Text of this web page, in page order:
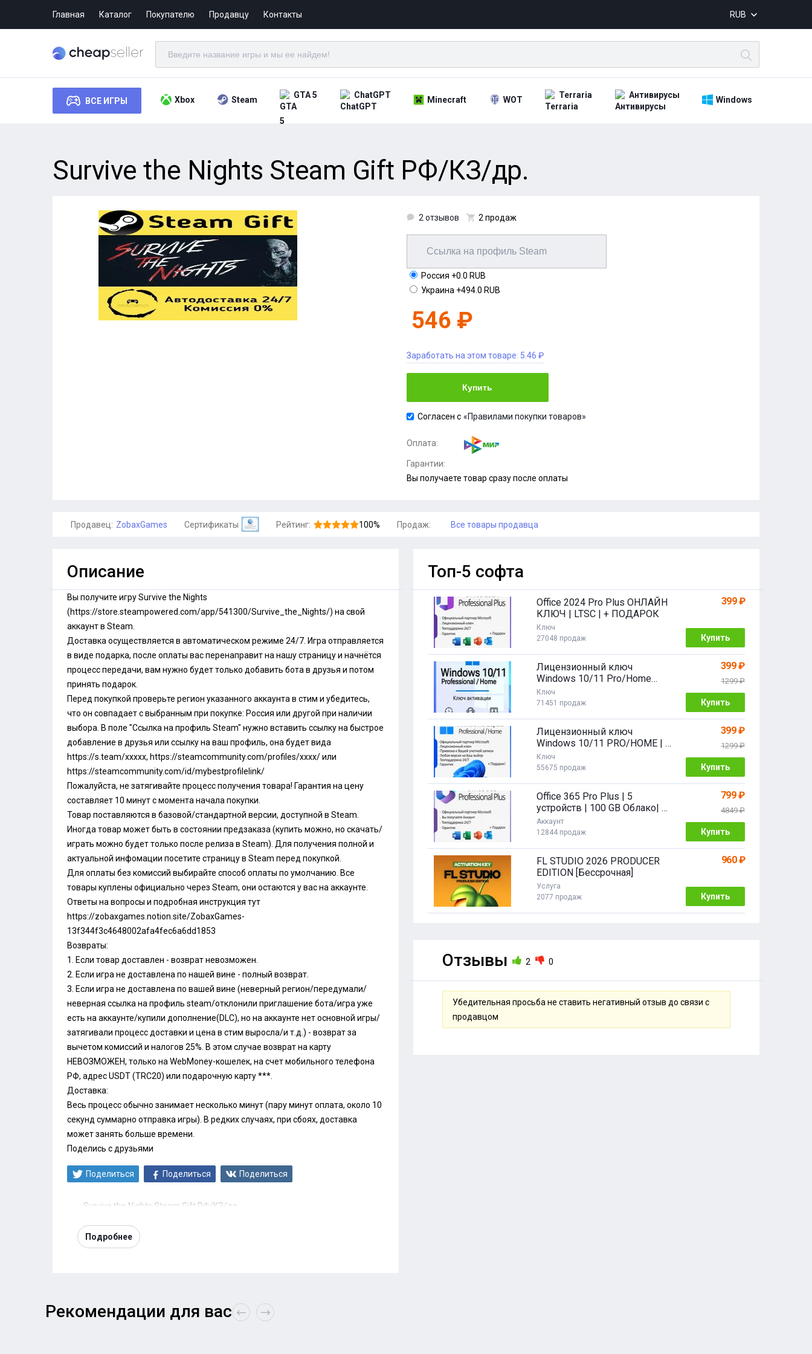
Главная Каталог Покупателю Продавцу Контакты RUB
ВСЕ ИГРЫ Xbox Steam GTA 5 ChatGPT Minecraft WOT Terraria Антивирусы Windows
Survive the Nights Steam Gift РФ/КЗ/др.
2 отзывов 2 продаж
Россия +0.0 RUB
Украина +494.0 RUB
546 ₽
Заработать на этом товаре: 5.46 ₽
Купить
Согласен с «Правилами покупки товаров»
Оплата:
Гарантии:
Вы получаете товар сразу после оплаты
Продавец: ZobaxGames Сертификаты Рейтинг: 100% Продаж: Все товары продавца
Описание
Вы получите игру Survive the Nights
(https://store.steampowered.com/app/541300/Survive_the_Nights/) на свой
аккаунт в Steam.
Доставка осуществляется в автоматическом режиме 24/7. Игра отправляется
в виде подарка, после оплаты вас перенаправит на нашу страницу и начнётся
процесс передачи, вам нужно будет только добавить бота в друзья и потом
принять подарок.
Перед покупкой проверьте регион указанного аккаунта в стим и убедитесь,
что он совпадает с выбранным при покупке: Россия или другой при наличии
выбора. В поле "Ссылка на профиль Steam" нужно вставить ссылку на быстрое
добавление в друзья или ссылку на ваш профиль, она будет вида
https://s.team/xxxxx, https://steamcommunity.com/profiles/xxxx/или
https://steamcommunity.com/id/mybestprofilelink/
Пожалуйста, не затягивайте процесс получения товара! Гарантия на цену
составляет 10 минут с момента начала покупки.
Товар поставляются в базовой/стандартной версии, доступной в Steam.
Иногда товар может быть в состоянии предзаказа (купить можно, но скачать/
играть можно будет только после релиза в Steam). Для получения полной и
актуальной инфомации посетите страницу в Steam перед покупкой.
Для оплаты без комиссий выбирайте способ оплаты по умолчанию. Все
товары куплены официально через Steam, они остаются у вас на аккаунте.
Ответы на вопросы и подробная инструкция тут
https://zobaxgames.notion.site/ZobaxGames-
13f344f3c4648002afa4fec6a6dd1853
Возвраты:
1. Если товар доставлен - возврат невозможен.
2. Если игра не доставлена по нашей вине - полный возврат.
3. Если игра не доставлена по вашей вине (неверный регион/передумали/
неверная ссылка на профиль steam/отклонили приглашение бота/игра уже
есть на аккаунте/купили дополнение(DLC), но на аккаунте нет основной игры/
затягивали процесс доставки и цена в стим выросла/и т.д.) - возврат за
вычетом комиссий и налогов 25%. В этом случае возврат на карту
НЕВОЗМОЖЕН, только на WebMoney-кошелек, на счет мобильного телефона
РФ, адрес USDT (TRC20) или подарочную карту ***.
Доставка:
Весь процесс обычно занимает несколько минут (пару минут оплата, около 10
секунд суммарно отправка игры). В редких случаях, при сбоях, доставка
может занять больше времени.
Поделись с друзьями
Поделиться Поделиться Поделиться
Survive the Nights Steam Gift РФ/КЗ/др.
Подробнее
Топ-5 софта
Office 2024 Pro Plus ОНЛАЙН
КЛЮЧ | LTSC | + ПОДАРОК
Ключ
27048 продаж
399 ₽
Купить
Лицензионный ключ
Windows 10/11 Pro/Home
32/64 bit
Ключ
71451 продаж
399 ₽
1299 ₽
Купить
Лицензионный ключ
Windows 10/11 PRO/HOME | с
привязкой
Ключ
55675 продаж
399 ₽
1299 ₽
Купить
Office 365 Pro Plus | 5
устройств | 100 GB Облако| 1
год
Аккаунт
12844 продаж
799 ₽
4849 ₽
Купить
FL STUDIO 2026 PRODUCER
EDITION [Бессрочная]
Услуга
2077 продаж
960 ₽
Купить
Отзывы 2 0
Убедительная просьба не ставить негативный отзыв до связи с
продавцом
Рекомендации для вас